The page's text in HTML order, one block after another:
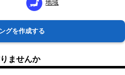
地域
グを作成する
ませんか